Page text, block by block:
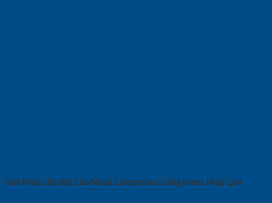
Giải Pháp Lắp Đặt Cửa Nhựa Composite Chống Nước Hiệu Quả